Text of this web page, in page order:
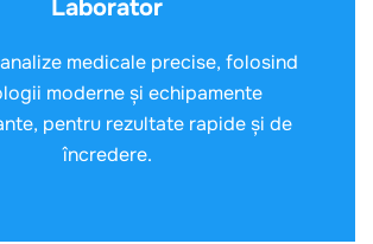
Laborator
medicale precise, folosind
moderne și echipamente
pentru rezultate rapide și de
încredere.